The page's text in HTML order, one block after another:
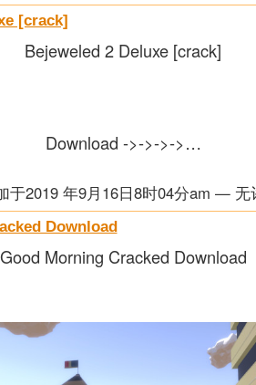
[crack]
Bejeweled 2 Deluxe [crack]
Download ->->->->…
于2019 年9月16日8时04分am — 无
Download
Good Morning Cracked Download